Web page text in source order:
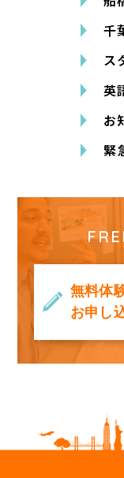
千
ス
英
お
緊
無料体
お申し